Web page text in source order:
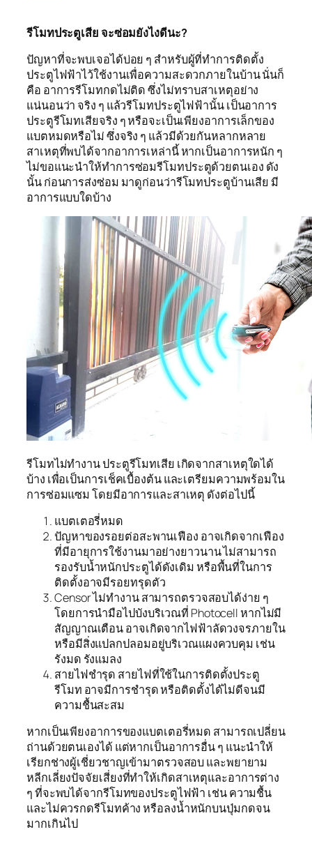
รีโมทประตูเสีย จะซ่อมยังไงดีนะ?
ปัญหาที่จะพบเจอได้บ่อย ๆ สำหรับผู้ที่ทำการติดตั้ง
ประตูไฟฟ้าไว้ใช้งานเพื่อความสะดวกภายในบ้าน นั่นก็
คือ อาการรีโมทกดไม่ติด ซึ่งไม่ทราบสาเหตุอย่าง
แน่นอนว่า จริง ๆ แล้วรีโมทประตูไฟฟ้านั้น เป็นอาการ
ประตูรีโมทเสียจริง ๆ หรือจะเป็นเพียงอาการเล็กของ
แบตหมดหรือไม่ ซึ่งจริง ๆ แล้วมีด้วยกันหลากหลาย
สาเหตุที่พบได้จากอาการเหล่านี้ หากเป็นอาการหนัก ๆ
ไม่ขอแนะนำให้ทำการซ่อมรีโมทประตูด้วยตนเอง ดัง
นั้น ก่อนการส่งซ่อม มาดูก่อนว่ารีโมทประตูบ้านเสีย มี
อาการแบบใดบ้าง
รีโมทไม่ทำงาน ประตูรีโมทเสีย เกิดจากสาเหตุใดได้
บ้าง เพื่อเป็นการเช็คเบื้องต้น และเตรียมความพร้อมใน
การซ่อมแซม โดยมีอาการและสาเหตุ ดังต่อไปนี้
แบตเตอรี่หมด
ปัญหาของรอยต่อสะพานเฟือง อาจเกิดจากเฟือง
ที่มีอายุการใช้งานมาอย่างยาวนาน ไม่สามารถ
รองรับน้ำหนักประตูได้ดังเดิม หรือพื้นที่ในการ
ติดตั้งอาจมีรอยทรุดตัว
Censor ไม่ทำงาน สามารถตรวจสอบได้ง่าย ๆ
โดยการนำมือไปบังบริเวณที่ Photocell หากไม่มี
สัญญาณเตือน อาจเกิดจากไฟฟ้าลัดวงจรภายใน
หรือมีสิ่งแปลกปลอมอยู่บริเวณแผงควบคุม เช่น
รังมด รังแมลง
สายไฟชำรุด สายไฟที่ใช้ในการติดตั้งประตู
รีโมท อาจมีการชำรุด หรือติดตั้งได้ไม่ดีจนมี
ความชื้นสะสม
หากเป็นเพียงอาการของแบตเตอรี่หมด สามารถเปลี่ยน
ถ่านด้วยตนเองได้ แต่หากเป็นอาการอื่น ๆ แนะนำให้
เรียกช่างผู้เชี่ยวชาญเข้ามาตรวจสอบ และพยายาม
หลีกเลี่ยงปัจจัยเสี่ยงที่ทำให้เกิดสาเหตุและอาการต่าง
ๆ ที่จะพบได้จากรีโมทของประตูไฟฟ้า เช่น ความชื้น
และไม่ควรกดรีโมทค้าง หรือลงน้ำหนักบนปุ่มกดจน
มากเกินไป